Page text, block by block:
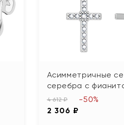
Асимметричные
серебра с
4 612 ₽
2 306 ₽
-50%